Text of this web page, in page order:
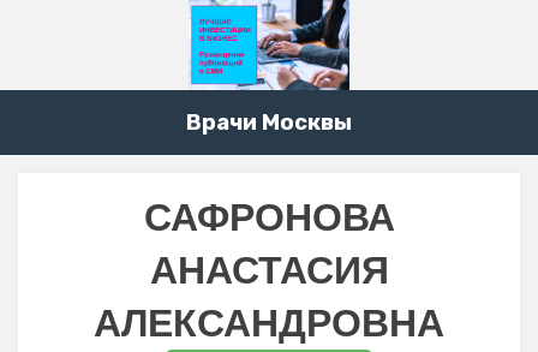
Врачи Москвы
САФРОНОВА
АНАСТАСИЯ
АЛЕКСАНДРОВНА